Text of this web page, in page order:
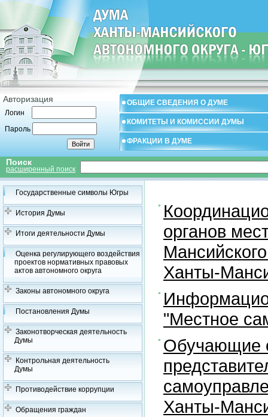
Авторизация
Логин
Пароль
ОБЩИЕ СВЕДЕНИЯ О ДУМЕ
КОМИТЕТЫ И КОМИССИИ ДУМЫ
ФРАКЦИИ В ДУМЕ
Поиск
расширенный поиск
Государственные символы Югры
История Думы
Итоги деятельности Думы
Оценка регулирующего воздействия
проектов нормативных правовых
актов автономного округа
Законы автономного округа
Постановления Думы
Законотворческая деятельность
Думы
Контрольная деятельность
Думы
Противодействие коррупции
Обращения граждан
органов
Ханты-
"Местное
Обучающие
Ханты-